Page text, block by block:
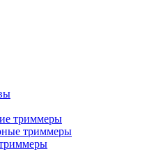
триммеры
триммеры